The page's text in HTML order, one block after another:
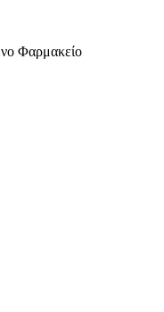
Φαρμακείο